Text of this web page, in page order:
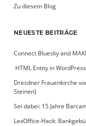
Zu diesem Blog
NEUESTE BEITRÄGE
Connect Bluesky and
HTML Entity in
Dresdner Frauenkirche
Steinen)
Sei dabei: 15 Jahre
LexOffice-Hack: